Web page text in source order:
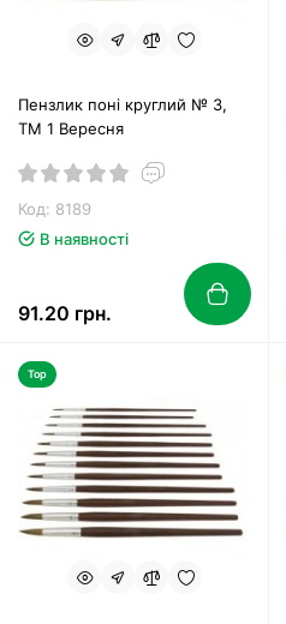
Пензлик поні круглий № 3,
ТМ 1 Вересня
Код: 8189
В наявності
91.20 грн.
Top